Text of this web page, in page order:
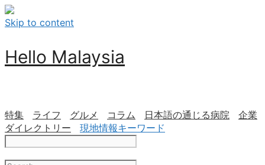
Skip to content
Hello Malaysia
特集 ライフ グルメ コラム 日本語の通じる病院
企業
ダイレクトリー
現地情報キーワード